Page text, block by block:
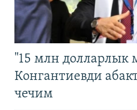
"15 млн долларлык
Конгантиевди
чечим